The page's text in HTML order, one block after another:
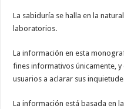
La sabiduría se halla en la
laboratorios.
La información en esta
fines informativos únicamente,
usuarios a aclarar sus
La información está basada en